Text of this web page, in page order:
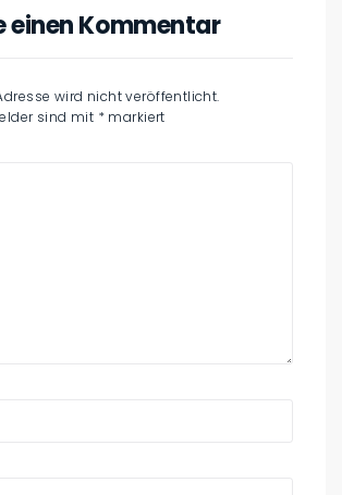
einen Kommentar
wird nicht veröffentlicht.
sind mit * markiert